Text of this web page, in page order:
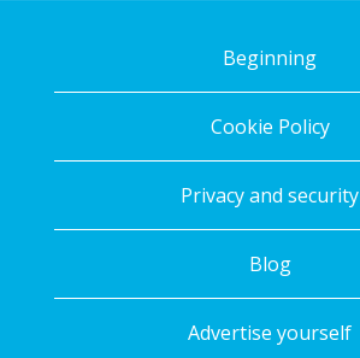
Beginning
Cookie Policy
Privacy and security
Blog
Advertise yourself